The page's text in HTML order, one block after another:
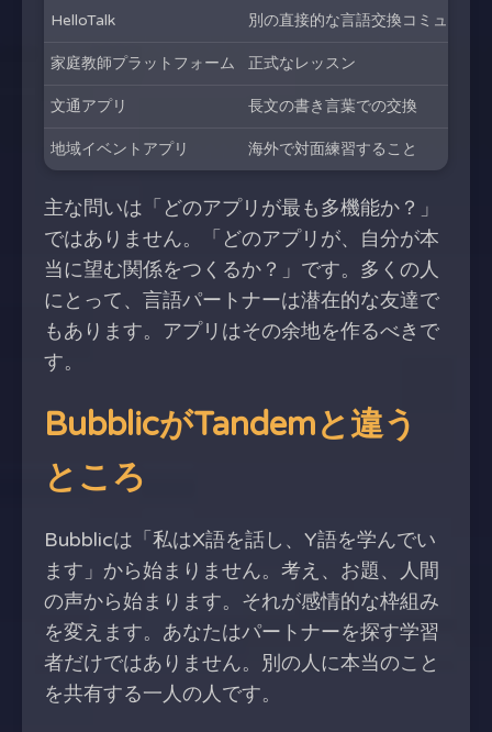
HelloTalk 別の直接的な言語交換コミュニテ
家庭教師プラットフォーム 正式なレッスン
文通アプリ 長文の書き言葉での交換
地域イベントアプリ 海外で対面練習すること
主な問いは「どのアプリが最も多機能か？」
ではありません。「どのアプリが、自分が本
当に望む関係をつくるか？」です。多くの人
にとって、言語パートナーは潜在的な友達で
もあります。アプリはその余地を作るべきで
す。
BubblicがTandemと違う
ところ
Bubblicは「私はX語を話し、Y語を学んでい
ます」から始まりません。考え、お題、人間
の声から始まります。それが感情的な枠組み
を変えます。あなたはパートナーを探す学習
者だけではありません。別の人に本当のこと
を共有する一人の人です。